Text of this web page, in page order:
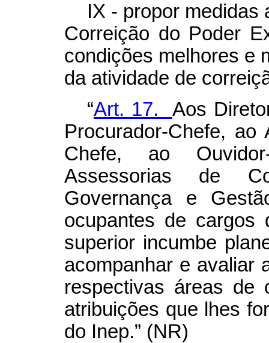
IX - propor medidas
Correição do Poder
condições melhores e
da atividade de
“Art. 17. Aos
Procurador-Chefe, ao
Chefe, ao
Assessorias de
Governança e
ocupantes de cargos
superior incumbe
acompanhar e avaliar
respectivas áreas de
atribuições que lhes
do Inep.” (NR)